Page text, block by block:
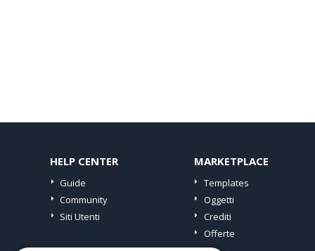
HELP CENTER
Guide
Community
Siti Utenti
MARKETPLACE
Templates
Oggetti
Crediti
Offerte